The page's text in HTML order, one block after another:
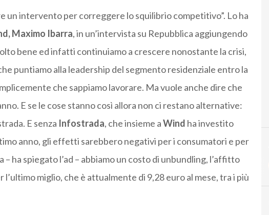
un intervento per correggere lo squilibrio competitivo”. Lo ha
Maximo Ibarra, in un’intervista su Repubblica aggiungendo
bene ed infatti continuiamo a crescere nonostante la crisi,
puntiamo alla leadership del segmento residenziale entro la
che sappiamo lavorare. Ma vuole anche dire che
E se le cose stanno così allora non ci restano alternative:
E senza Infostrada, che insieme aWind ha investito
anno, gli effetti sarebbero negativi per i consumatori e per
– ha spiegato l’ad – abbiamo un costo di unbundling, l’affitto
l’ultimo miglio, che è attualmente di 9,28 euro al mese, tra i più
A
amazon